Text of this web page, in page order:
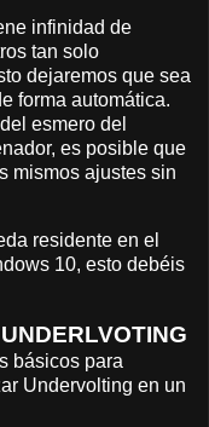
infinidad de
tan solo
dejaremos que sea
forma automática.
esmero del
es posible que
mismos ajustes sin
residente en el
10, esto debéis
básicos para
Undervolting en un